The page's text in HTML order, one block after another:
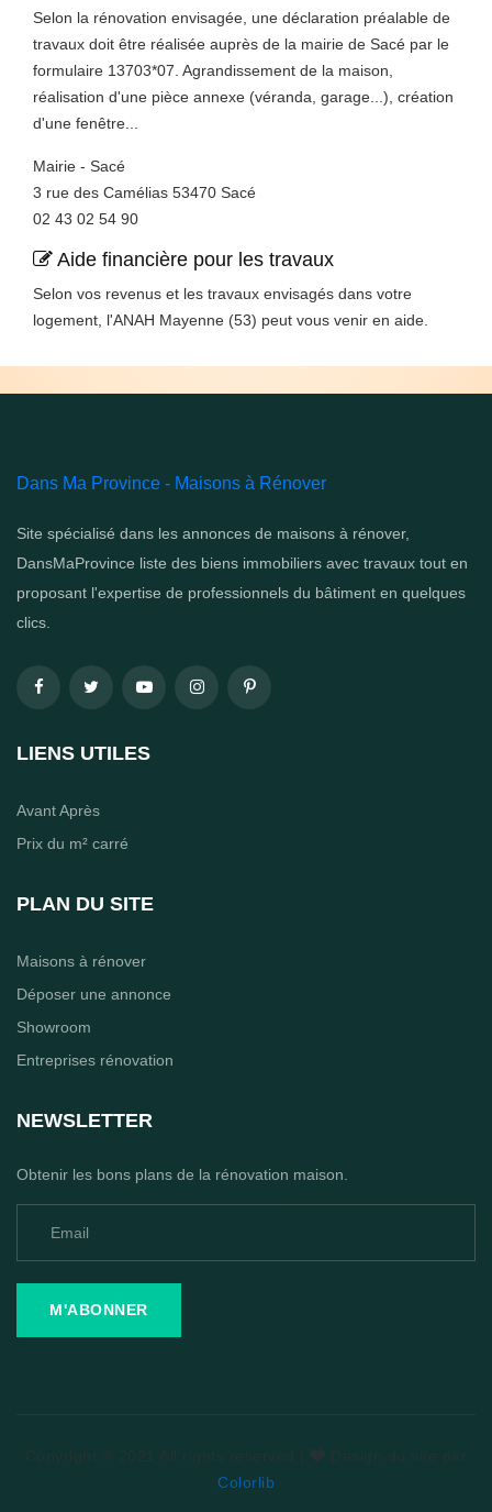
Selon la rénovation envisagée, une déclaration préalable de
travaux doit être réalisée auprès de la mairie de Sacé par le
formulaire 13703*07. Agrandissement de la maison,
réalisation d'une pièce annexe (véranda, garage...), création
d'une fenêtre...
Mairie - Sacé
3 rue des Camélias 53470 Sacé
02 43 02 54 90
Aide financière pour les travaux
Selon vos revenus et les travaux envisagés dans votre
logement, l'ANAH Mayenne (53) peut vous venir en aide.
Dans Ma Province - Maisons à Rénover
Site spécialisé dans les annonces de maisons à rénover,
DansMaProvince liste des biens immobiliers avec travaux tout en
proposant l'expertise de professionnels du bâtiment en quelques
clics.
LIENS UTILES
Avant Après
Prix du m² carré
PLAN DU SITE
Maisons à rénover
Déposer une annonce
Showroom
Entreprises rénovation
NEWSLETTER
Obtenir les bons plans de la rénovation maison.
M'ABONNER
Colorlib